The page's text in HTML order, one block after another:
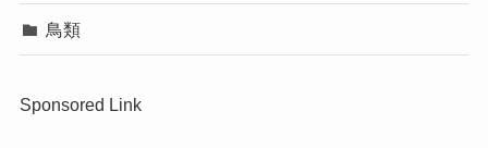
鳥類
Sponsored Link